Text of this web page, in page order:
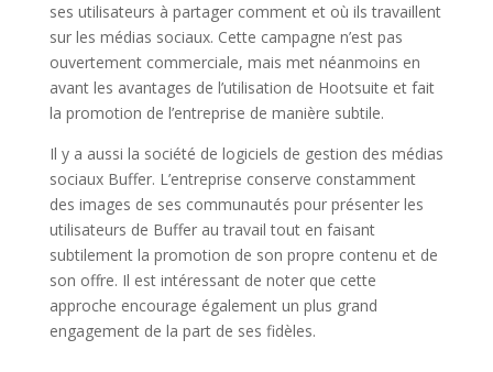
ses utilisateurs à partager comment et où ils travaillent
sur les médias sociaux. Cette campagne n’est pas
ouvertement commerciale, mais met néanmoins en
avant les avantages de l’utilisation de Hootsuite et fait
la promotion de l’entreprise de manière subtile.
Il y a aussi la société de logiciels de gestion des médias
sociaux Buffer. L’entreprise conserve constamment
des images de ses communautés pour présenter les
utilisateurs de Buffer au travail tout en faisant
subtilement la promotion de son propre contenu et de
son offre. Il est intéressant de noter que cette
approche encourage également un plus grand
engagement de la part de ses fidèles.